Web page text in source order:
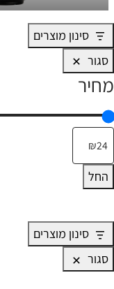
סינון מוצרים
סגור
מחיר
החל
סינון מוצרים
סגור